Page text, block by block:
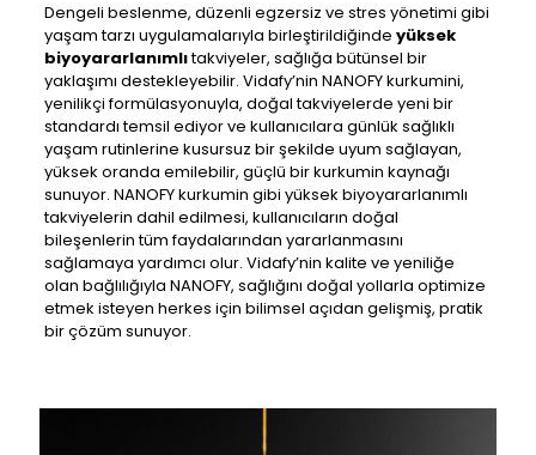
Dengeli beslenme, düzenli egzersiz ve stres yönetimi gibi
yaşam tarzı uygulamalarıyla birleştirildiğinde yüksek
biyoyararlanımlıtakviyeler, sağlığa bütünsel bir
yaklaşımı destekleyebilir. Vidafy’nin NANOFY kurkumini,
yenilikçi formülasyonuyla, doğal takviyelerde yeni bir
standardı temsil ediyor ve kullanıcılara günlük sağlıklı
yaşam rutinlerine kusursuz bir şekilde uyum sağlayan,
yüksek oranda emilebilir, güçlü bir kurkumin kaynağı
sunuyor. NANOFY kurkumin gibi yüksek biyoyararlanımlı
takviyelerin dahil edilmesi, kullanıcıların doğal
bileşenlerin tüm faydalarından yararlanmasını
sağlamaya yardımcı olur. Vidafy’nin kalite ve yeniliğe
olan bağlılığıyla NANOFY, sağlığını doğal yollarla optimize
etmek isteyen herkes için bilimsel açıdan gelişmiş, pratik
bir çözüm sunuyor.